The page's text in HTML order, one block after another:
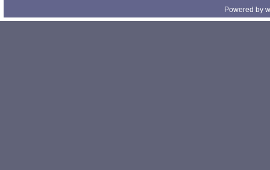
Powered by